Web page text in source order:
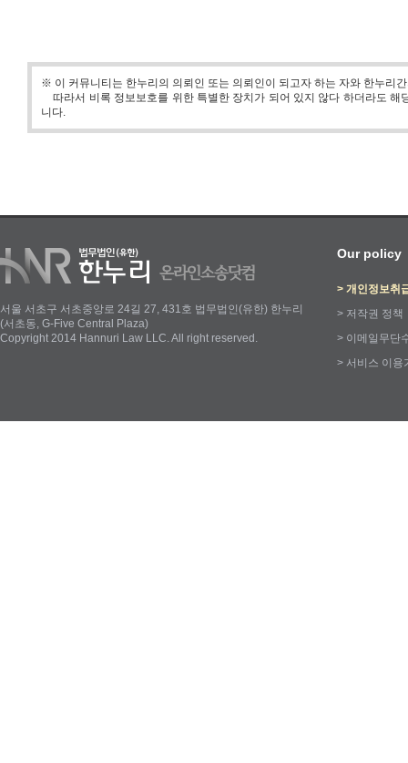
※ 이 커뮤니티는 한누리의 의뢰인 또는 의뢰인이 되고자 하는 자와 한누리
따라서 비록 정보보호를 위한 특별한 장치가 되어 있지 않다 하더라도 해
니다.
서울 서초구 서초중앙로 24길 27, 431호 법무법인(유한) 한누리
(서초동, G-Five Central Plaza)
Copyright 2014 Hannuri Law LLC. All right reserved.
Our policy
> 개인정보취
> 저작권 정책
> 이메일무단
> 서비스 이용